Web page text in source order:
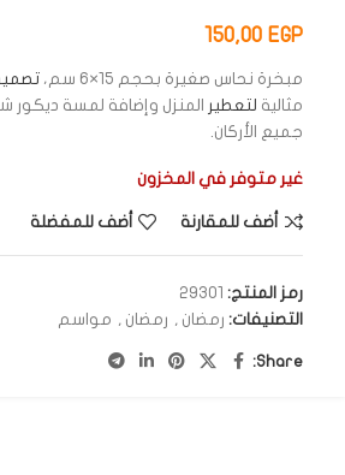
150,00 EGP
مبخرة نحاس صغيرة بحجم 15×6 سم،
مثالية لتعطير المنزل وإضافة لمسة ديكور
جميع الأركان.
غير متوفر في المخزون
أضف للمقارنة أضف للمفضلة
رمز المنتج: 29301
التصنيفات: رمضان , رمضان , مواسم
Share: